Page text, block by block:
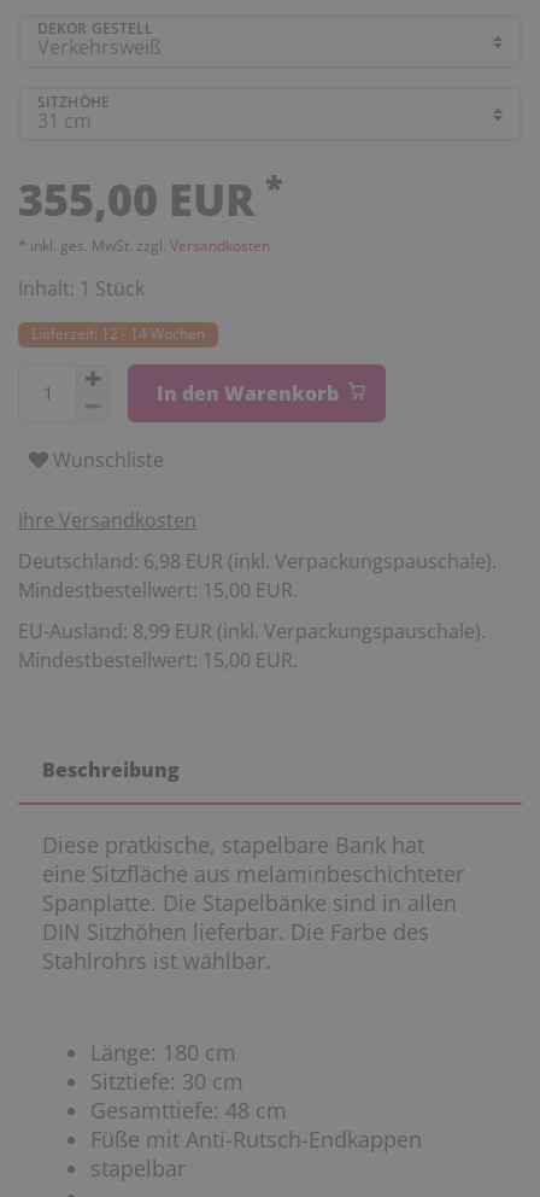
DEKOR GESTELL
SITZHÖHE
355,00 EUR *
* inkl. ges. MwSt. zzgl. Versandkosten
Inhalt: 1 Stück
Lieferzeit: 12 - 14 Wochen
In den Warenkorb
Wunschliste
Ihre Versandkosten
Deutschland: 6,98 EUR (inkl. Verpackungspauschale).
Mindestbestellwert: 15,00 EUR.
EU-Ausland: 8,99 EUR (inkl. Verpackungspauschale).
Mindestbestellwert: 15,00 EUR.
Beschreibung
Diese pratkische, stapelbare Bank hat
eine Sitzfläche aus melaminbeschichteter
Spanplatte. Die Stapelbänke sind in allen
DIN Sitzhöhen lieferbar. Die Farbe des
Stahlrohrs ist wählbar.
Länge: 180 cm
Sitztiefe: 30 cm
Gesamttiefe: 48 cm
Füße mit Anti-Rutsch-Endkappen
stapelbar